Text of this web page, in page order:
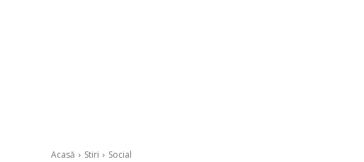
Acasă Stiri Social